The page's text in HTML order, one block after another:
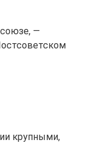
—
крупными,